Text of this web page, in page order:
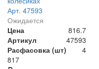
Арт. 47593
Ожидается
Цена
816.7
Артикул
47593
Расфасовка (шт)
4
817